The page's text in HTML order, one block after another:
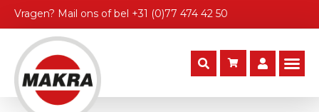
Vragen? Mail ons of bel +31 (0)77 474 42 50